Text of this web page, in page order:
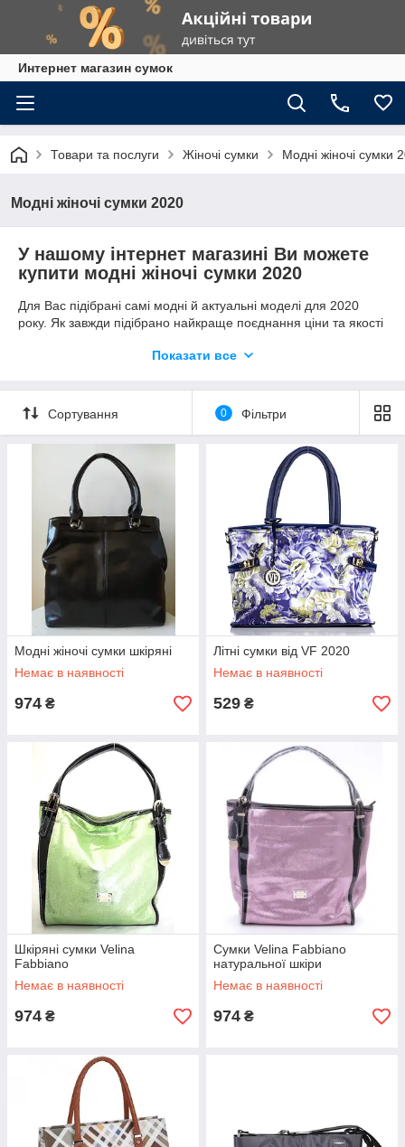
Интернет магазин сумок
Товари та послуги Жіночі сумки Модні жіночі сумки
Модні жіночі сумки 2020
У нашому інтернет магазині Ви можете
купити модні жіночі сумки 2020
Для Вас підібрані самі модні й актуальні моделі для 2020
року. Як завжди підібрано найкраще поєднання ціни та якості
Оригінальні Фото, зроблені на цифровий фотоапарат
Показати все
Сортування 0 Фільтри
Модні жіночі сумки шкіряні
Немає в наявності
974 ₴
Літні сумки від VF 2020
Немає в наявності
529 ₴
Шкіряні сумки Velina
Fabbiano
Немає в наявності
974 ₴
Сумки Velina Fabbiano
натуральної шкіри
Немає в наявності
974 ₴